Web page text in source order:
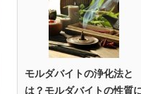
モルダバイトの浄化法と
は？モルダバイトの性質